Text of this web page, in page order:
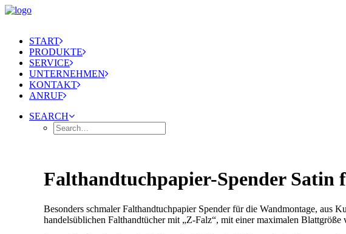
START
PRODUKTE
SERVICE
UNTERNEHMEN
KONTAKT
ANRUF
SEARCH
Falthandtuchpapier-Spender Satin
Besonders schmaler Falthandtuchpapier Spender für die Wandmontage, aus
handelsüblichen Falthandtücher mit „Z-Falz“, mit einer maximalen